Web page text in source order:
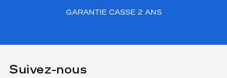
GARANTIE CASSE 2 ANS
Suivez-nous